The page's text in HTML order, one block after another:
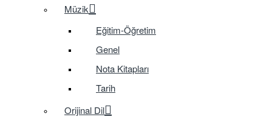
Müzik
Eğitim-Öğretim
Genel
Nota Kitapları
Tarih
Orijinal Dil